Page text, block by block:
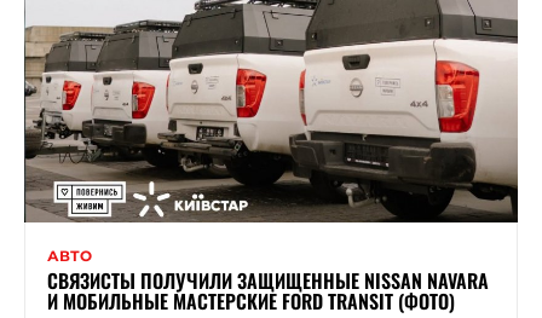
АВТО
СВЯЗИСТЫ ПОЛУЧИЛИ ЗАЩИЩЕННЫЕ NISSAN NAVARA
И МОБИЛЬНЫЕ МАСТЕРСКИЕ FORD TRANSIT (ФОТО)